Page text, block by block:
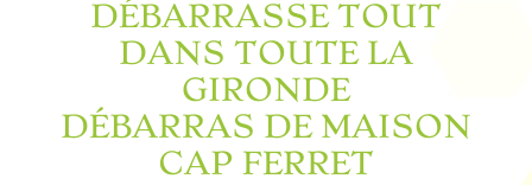
DÉBARRASSE TOUT
DANS TOUTE LA
GIRONDE
DÉBARRAS DE MAISON
CAP FERRET